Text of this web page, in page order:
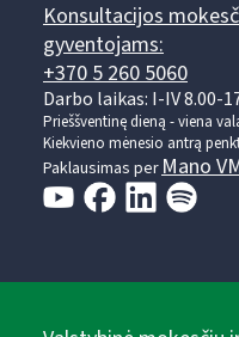
Konsultacijos
gyventojams:
+370 5 260 5060
Darbo laikas: I-IV 8.00-
Prieššventinę dieną - viena
Kiekvieno mėnesio antrą
Paklausimas perMano